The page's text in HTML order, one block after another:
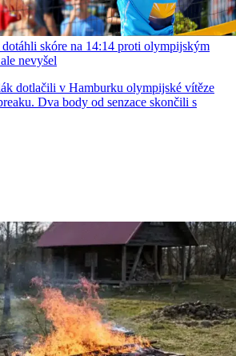
skóre na 14:14 proti olympijským
nevyšel
dotlačili v Hamburku olympijské vítěze
Dva body od senzace skončili s